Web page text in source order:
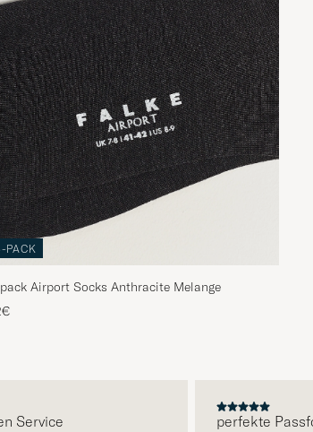
PACK
Airport Socks Anthracite Melange
perfekte